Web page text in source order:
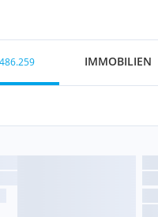
IMMOBILIEN